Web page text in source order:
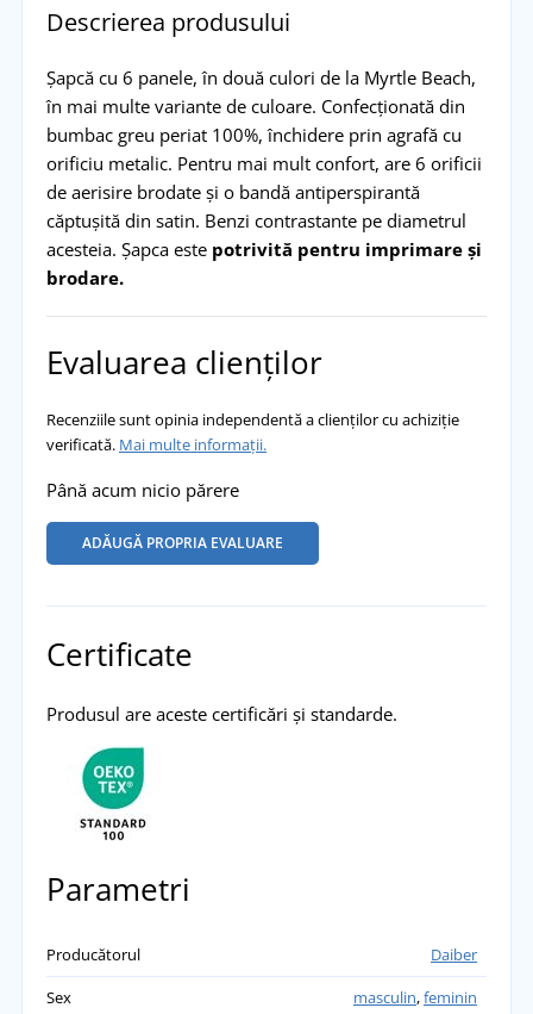
Descrierea produsului
Șapcă cu 6 panele, în două culori de la Myrtle Beach,
în mai multe variante de culoare. Confecționată din
bumbac greu periat 100%, închidere prin agrafă cu
orificiu metalic. Pentru mai mult confort, are 6 orificii
de aerisire brodate și o bandă antiperspirantă
căptușită din satin. Benzi contrastante pe diametrul
acesteia. Șapca este potrivită pentru imprimare și
brodare.
Evaluarea clienților
Recenziile sunt opinia independentă a clienților cu achiziție
verificată. Mai multe informații.
Până acum nicio părere
ADĂUGĂ PROPRIA EVALUARE
Certificate
Produsul are aceste certificări și standarde.
Parametri
Producătorul
Daiber
Sex
masculin,feminin